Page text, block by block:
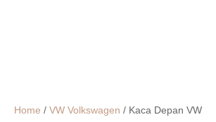
Home / VW Volkswagen / Kaca Depan VW